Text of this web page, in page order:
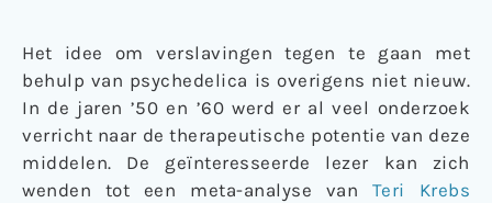
Het idee om verslavingen tegen te gaan met
behulp van psychedelica is overigens niet nieuw.
In de jaren ’50 en ’60 werd er al veel onderzoek
verricht naar de therapeutische potentie van deze
middelen. De geïnteresseerde lezer kan zich
wenden tot een meta-analyse van Teri Krebs